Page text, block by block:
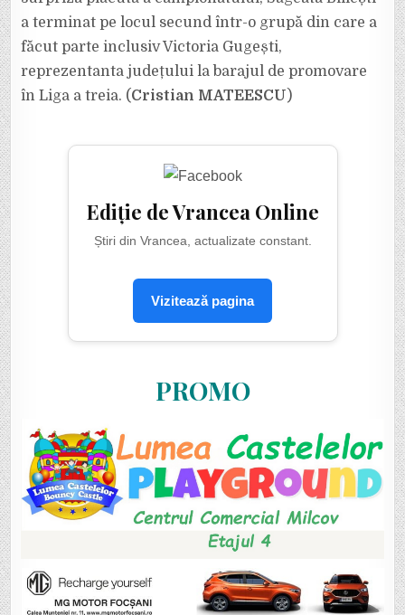
a terminat pe locul secund într-o grupă din care a
făcut parte inclusiv Victoria Gugești,
reprezentanta județului la barajul de promovare
în Liga a treia. (Cristian MATEESCU)
Ediție de Vrancea Online
Știri din Vrancea, actualizate constant.
Vizitează pagina
PROMO